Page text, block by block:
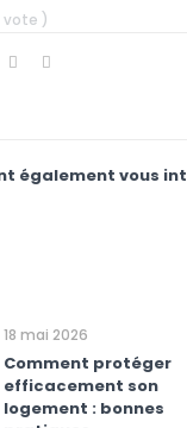
vote )
également vous
18 mai 2026
Comment protéger
efficacement son
logement : bonnes